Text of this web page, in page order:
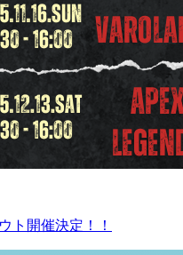
ト開催決定！！